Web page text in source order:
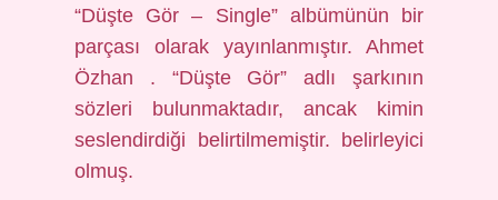
“Düşte Gör – Single” albümünün bir
parçası olarak yayınlanmıştır. Ahmet
Özhan . “Düşte Gör” adlı şarkının
sözleri bulunmaktadır, ancak kimin
seslendirdiği belirtilmemiştir. belirleyici
olmuş.